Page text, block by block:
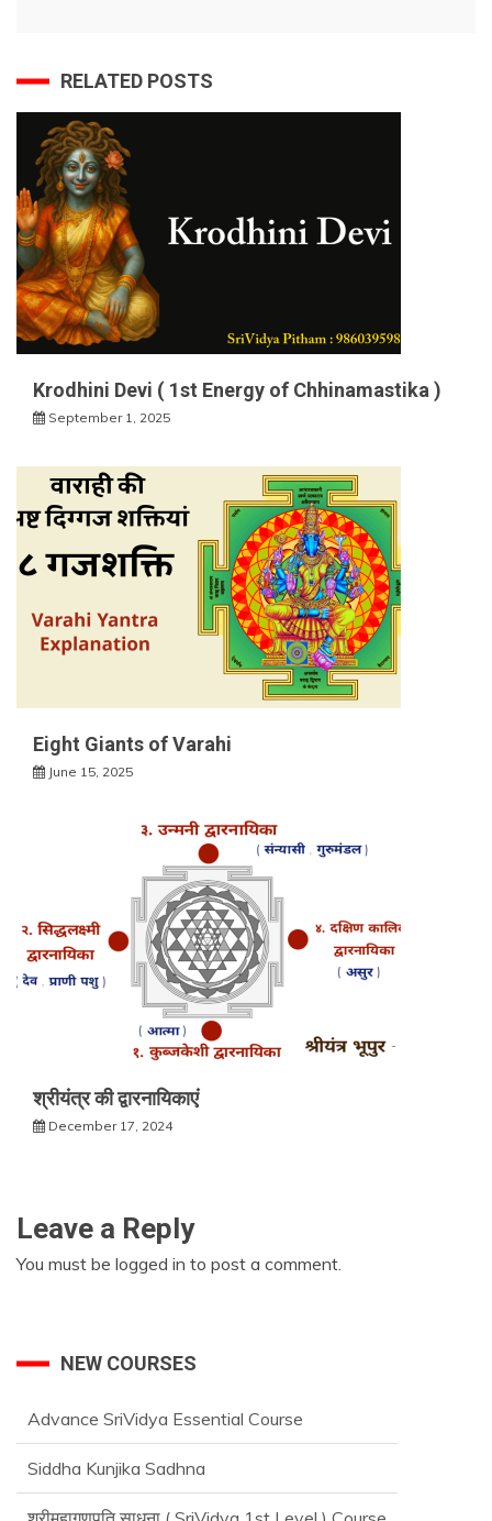
RELATED POSTS
Krodhini Devi ( 1st Energy of Chhinamastika )
September 1, 2025
Eight Giants of Varahi
June 15, 2025
श्रीयंत्र की द्वारनायिकाएं
December 17, 2024
Leave a Reply
You must be logged in to post a comment.
NEW COURSES
Advance SriVidya Essential Course
Siddha Kunjika Sadhna
श्रीमहागणपति साधना ( SriVidya 1st Level ) Course